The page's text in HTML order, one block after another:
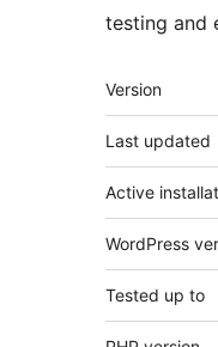
testing and
ਮੈਟਾ
Version
Last updated
Active
WordPress
Tested up to